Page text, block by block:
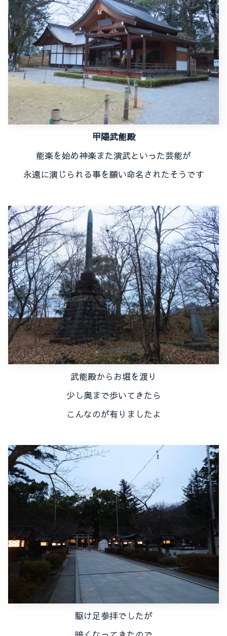
甲陽武能殿
能楽を始め神楽また演武といった芸能が
永遠に演じられる事を願い命名されたそうです
武能殿からお堀を渡り
少し奥まで歩いてきたら
こんなのが有りましたよ
駆け足参拝でしたが